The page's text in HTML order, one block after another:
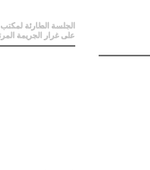
الجلسة الطارئة لمكتب
على غرار الجريمة